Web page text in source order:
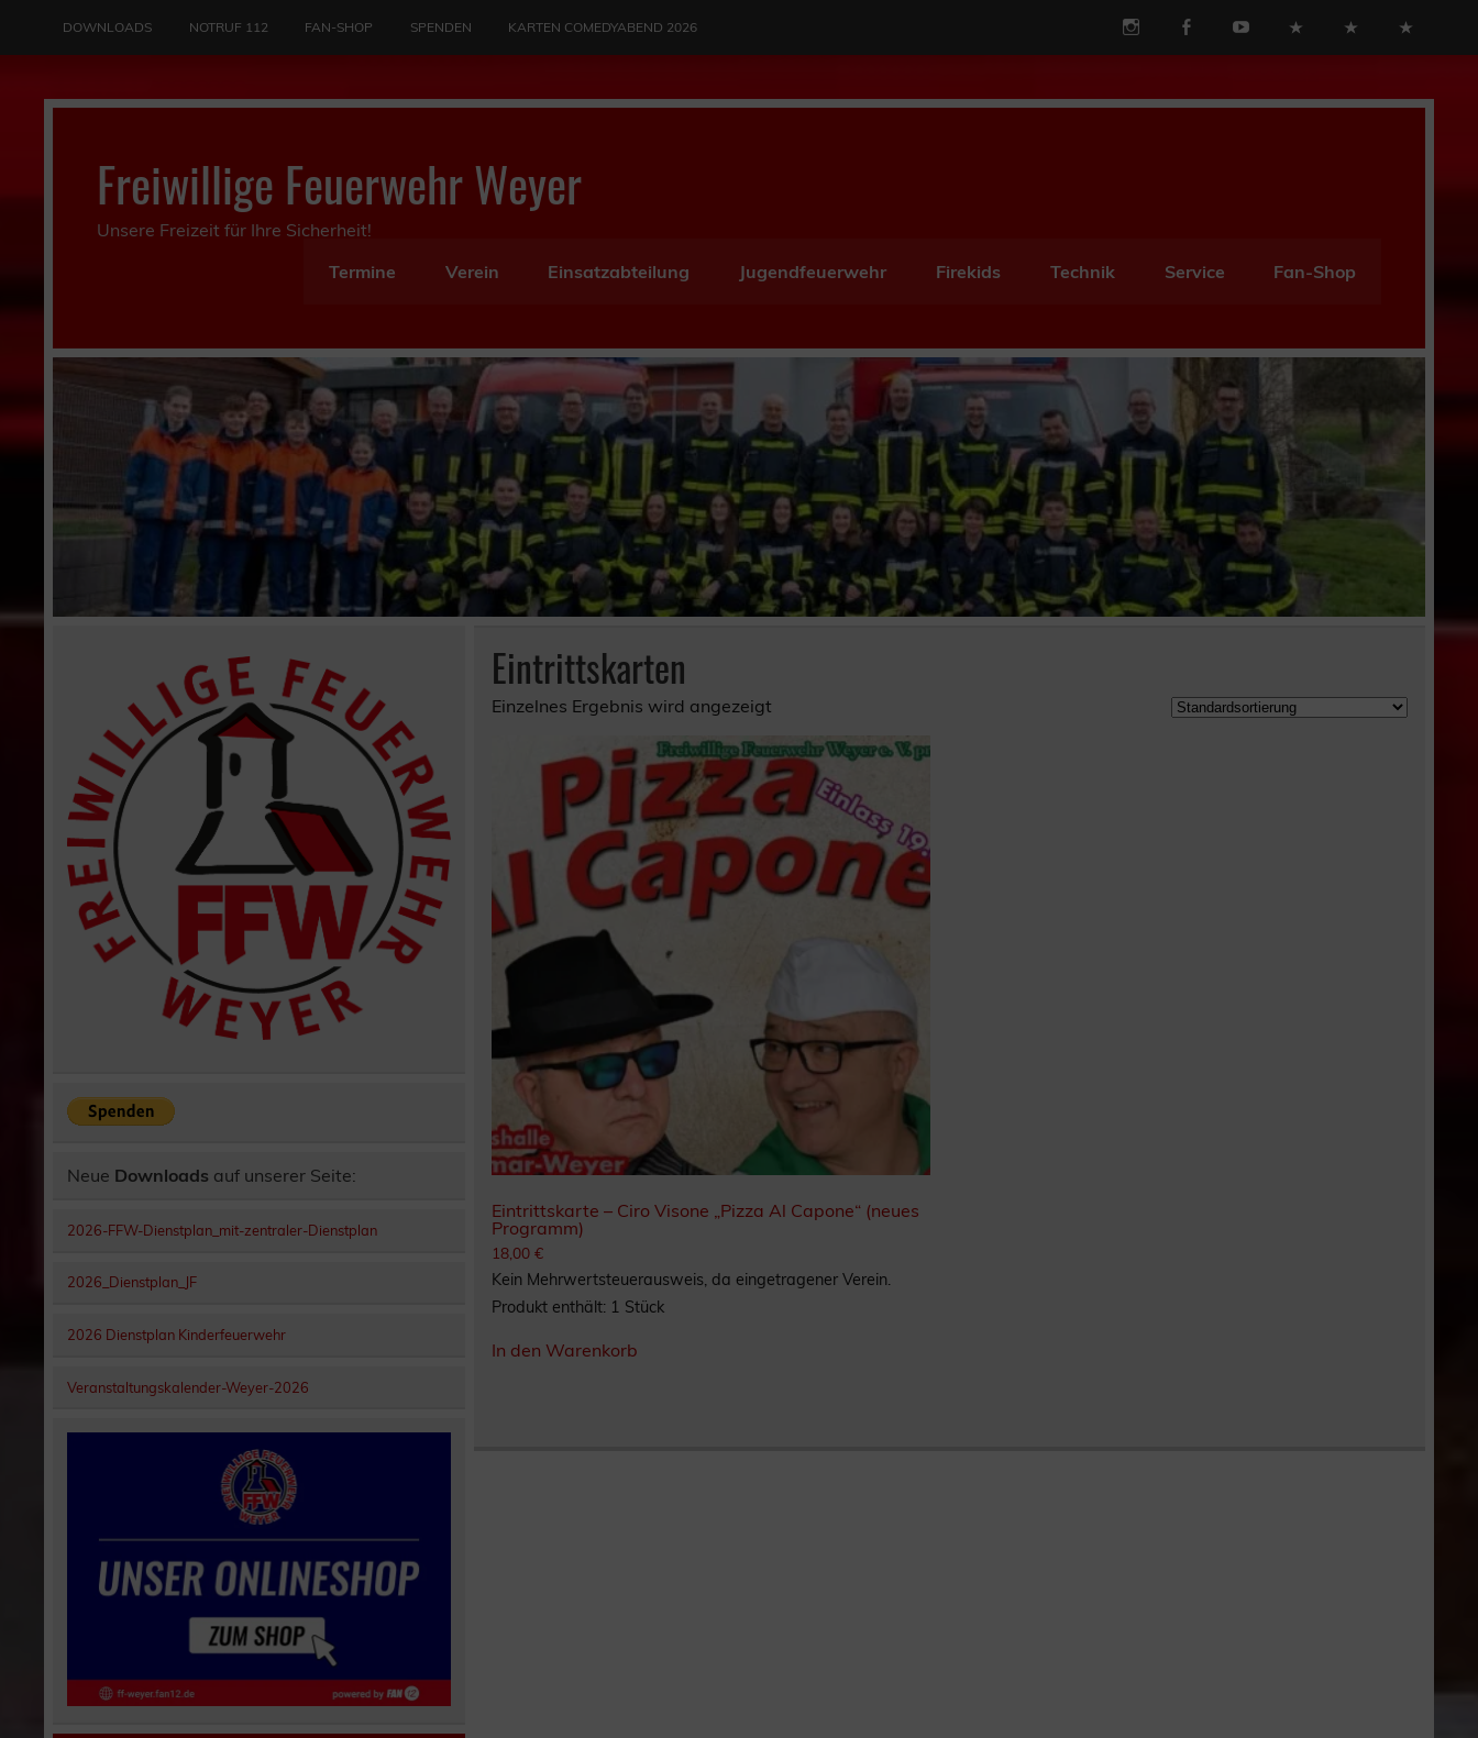
DOWNLOADS NOTRUF 112 FAN-SHOP SPENDEN KARTEN COMEDYABEND 2026
Freiwillige Feuerwehr Weyer
Unsere Freizeit für Ihre Sicherheit!
Termine
Verein Einsatzabteilung Jugendfeuerwehr Firekids Technik Service Fan-Shop
Eintrittskarten
Einzelnes Ergebnis wird angezeigt
Eintrittskarte – Ciro Visone „Pizza Al Capone“ (neues
Programm)
18,00 €
Kein Mehrwertsteuerausweis, da eingetragener Verein.
Produkt enthält: 1 Stück
In den Warenkorb
Neue Downloads auf unserer Seite:
2026-FFW-Dienstplan_mit-zentraler-Dienstplan
2026_Dienstplan_JF
2026 Dienstplan Kinderfeuerwehr
Veranstaltungskalender-Weyer-2026